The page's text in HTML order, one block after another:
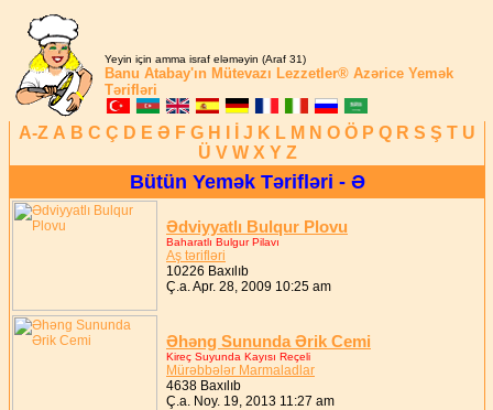
Yeyin için amma israf eləməyin (Araf 31)
Banu Atabay'ın Mütevazı Lezzetler® Azərice Yemək
Tərifləri
A-Z A B C Ç D E Ə F G H J K L M N O Ö P Q R S Ş T U
Ü V W X Y Z
Bütün Yemək Tərifləri - Ə
Ədviyyatlı Bulqur Plovu
Baharatlı Bulgur Pilavı
Aş tərifləri
10226 Baxılıb
Ç.a. Apr. 28, 2009 10:25 am
Əhəng Sununda Ərik Cemi
Kireç Suyunda Kayısı Reçeli
Mürəbbələr Marmaladlar
4638 Baxılıb
Ç.a. Noy. 19, 2013 11:27 am